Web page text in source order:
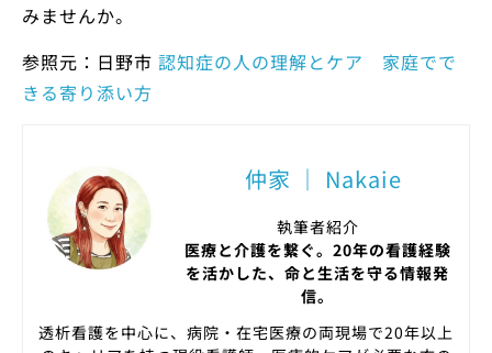
みませんか。
参照元：日野市 認知症の人の理解とケア 家庭でで
きる寄り添い方
仲家 ｜ Nakaie
執筆者紹介
医療と介護を繋ぐ。20年の看護経験
を活かした、命と生活を守る情報発
信。
透析看護を中心に、病院・在宅医療の両現場で20年以上